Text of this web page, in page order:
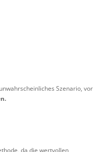
Szenario, vor
da die wertvollen